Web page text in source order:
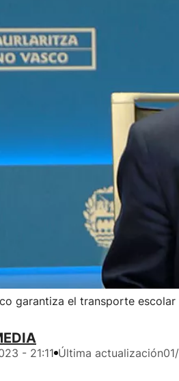
garantiza el transporte
- 21:11 Última actualización